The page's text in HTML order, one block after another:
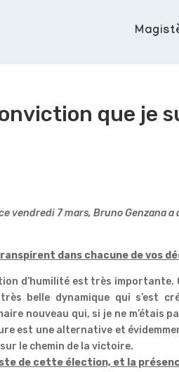
que je
vendredi 7 mars, Bruno Genzana a
dans chacune de vos
d’humilité est très importante.
belle dynamique qui s’est
nouveau qui, si je ne m’étais
est une alternative et
le chemin de la victoire.
de cette élection, et la